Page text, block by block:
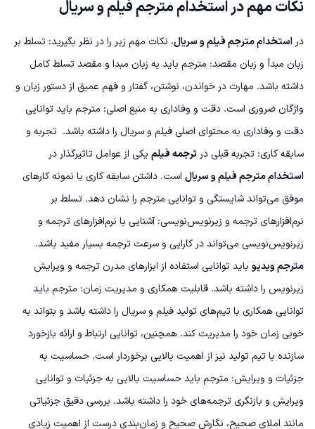
نکات مهم در استخدام مترجم فیلم و سریال
دراستخدام مترجم فیلم و سریال، نکات مهم زیر را در نظر بگیرید: تسلط بر
زبان مبدأ و زبان مقصد: مترجم باید به زبان مبدا و مقصد تسلط کامل
داشته باشد. مهارت در خواندن، نوشتن، گفتار و فهم عمیق از دستور زبان و
واژگان ضروری است. دقت و وفاداری به منبع اصلی: مترجم باید توانایی
دقت و وفاداری به محتوای اصلی فیلم و سریال را داشته باشد. تجربه و
سابقه کاری: تجربه قبلی در ترجمه فیلم یکی از عوامل تاثیرگذار در
استخدام مترجم فیلم و سریال است. داشتن سابقه کاری با نمونه کارهای
موفق می‌تواند شایستگی و توانایی مترجم را نشان دهد. تسلط بر
نرم‌افزارهای ترجمه و زیرنویس‌نویسی: آشنایی با نرم‌افزارهای ترجمه و
زیرنویس‌نویسی می‌تواند در کارایی و سرعت ترجمه بسیار مفید باشد.
مترجم ویدیو باید توانایی استفاده از ابزارهای مدرن ترجمه و ویرایش
زیرنویس را داشته باشد. قابلیت همکاری و مدیریت زمان: مترجم باید
توانایی همکاری با تیم‌های تولید فیلم و سریال را داشته باشد و بتواند به
خوبی زمان خود را مدیریت کند. همچنین، توانایی ارتباط و ارائه بازخورد
سازنده با تیم تولید نیز از اهمیت بالایی برخوردار است. حساسیت به
جزئیات و ویرایش: مترجم باید حساسیت بالایی به جزئیات و توانایی
ویرایش و بازنگری ترجمه‌های خود را داشته باشد. بررسی دقیق جزئیاتی
مانند املای صحیح، نگارش صحیح و زمان‌بندی درست از اهمیت زیادی